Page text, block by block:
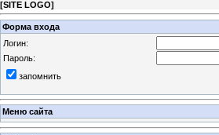
[SITE LOGO]
Форма входа
Логин:
Пароль:
запомнить
Меню сайта